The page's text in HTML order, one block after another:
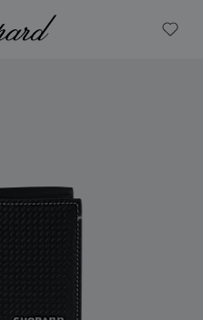
Chopard
My